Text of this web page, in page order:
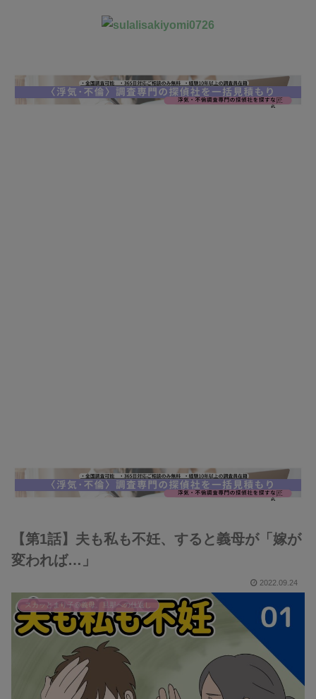
【第1話】夫も私も不妊、すると義母が「嫁が
変われば…」
2022.09.24
スカッとまり子@義母、旦那への仕返し